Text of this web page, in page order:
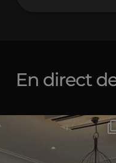
En direct
lyonnais sans ...